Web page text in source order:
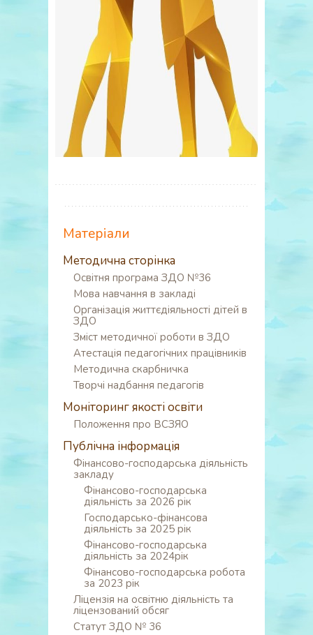
Матеріали
Методична сторінка
Освітня програма ЗДО №36
Мова навчання в закладі
Організація життєдіяльності дітей в
ЗДО
Зміст методичної роботи в ЗДО
Атестація педагогічних працівників
Методична скарбничка
Творчі надбання педагогів
Моніторинг якості освіти
Положення про ВСЗЯО
Публічна інформація
Фінансово-господарська діяльність
закладу
Фінансово-господарська
діяльність за 2026 рік
Господарсько-фінансова
діяльність за 2025 рік
Фінансово-господарська
діяльність за 2024рік
Фінансово-господарська робота
за 2023 рік
Ліцензія на освітню діяльність та
ліцензований обсяг
Статут ЗДО № 36